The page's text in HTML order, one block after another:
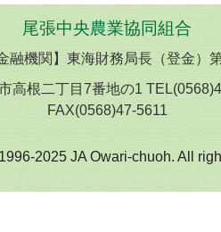
尾張中央農業協同組合
融機関】東海財務局長（登金）
高根二丁目7番地の1
FAX(0568)47-5611
2025 JA Owari-chuoh. All